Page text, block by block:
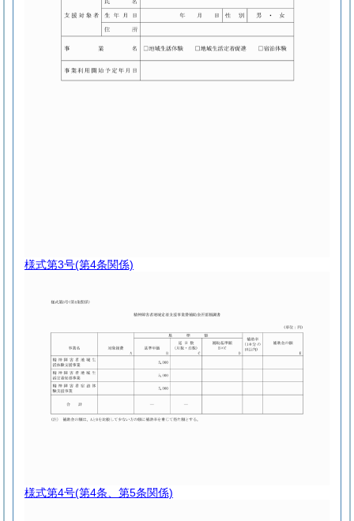
様式第3号(第4条関係)
様式第4号(第4条、第5条関係)